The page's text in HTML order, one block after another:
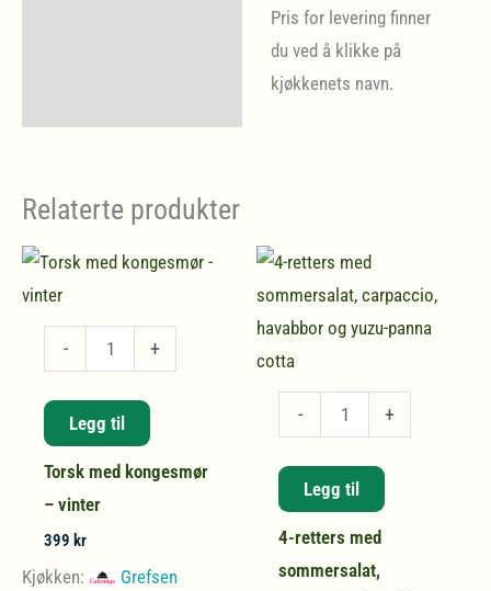
Pris for levering finner
du ved å klikke på
kjøkkenets navn.
Relaterte produkter
-
med
kongesmør
-
vinter
antall
+
Legg til
Torsk med kongesmør
– vinter
399 kr
Kjøkken: Grefsen
-
retters
med
sommersalat,
carpaccio,
havabbor
+
Legg til
4-retters med
sommersalat,